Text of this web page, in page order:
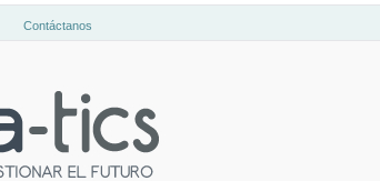
Contáctanos